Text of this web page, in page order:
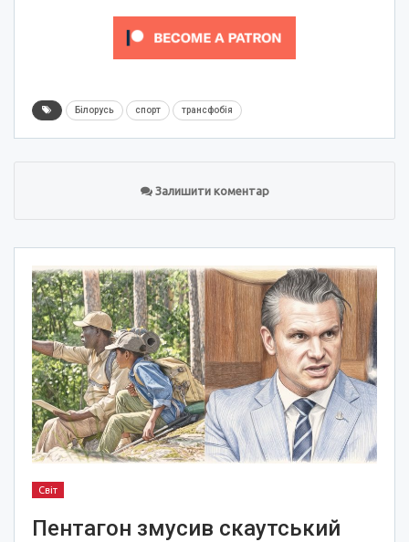
Білорусь спорт трансфобія
Залишити коментар
Світ
Пентагон змусив скаутський